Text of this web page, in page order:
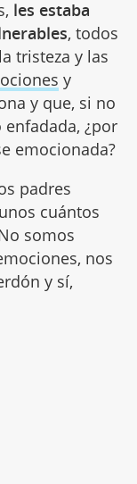
les estaba
, todos
tristeza y las
y
y que, si no
¿por
emocionada?
padres
cuántos
somos
nos
y sí,